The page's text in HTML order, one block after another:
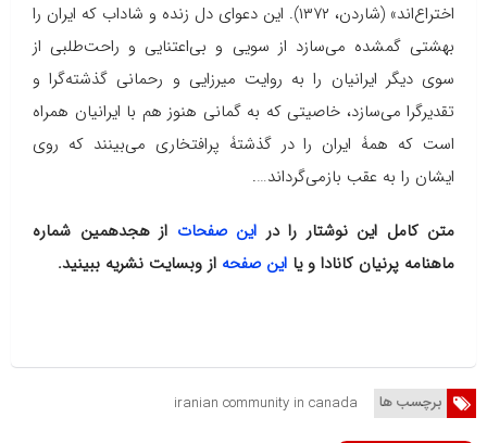
اختراع‌اند» (شاردن، ۱۳۷۲). این دعوای دل زنده و شاداب که ایران را
بهشتی گمشده می‌سازد از سویی و بی‌اعتنایی و راحت‌طلبی از
سوی دیگر ایرانیان را به روایت میرزایی و رحمانی گذشته‌گرا و
تقدیرگرا می‌سازد، خاصیتی که به گمانی هنوز هم با ایرانیان همراه
است که همۀ ایران را در گذشتۀ پرافتخاری می‌بینند که روی
ایشان را به عقب بازمی‌گرداند….
متن کامل این نوشتار را در این صفحات از هجدهمین شماره
ماهنامه پرنیان کانادا و یا این صفحه از وبسایت نشریه ببینید.
برچسب ها iranian community in canada